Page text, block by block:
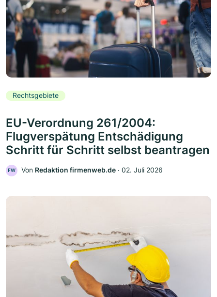
Rechtsgebiete
EU-Verordnung 261/2004:
Flugverspätung Entschädigung
Schritt für Schritt selbst beantragen
FW Von Redaktion firmenweb.de ‧ 02. Juli 2026